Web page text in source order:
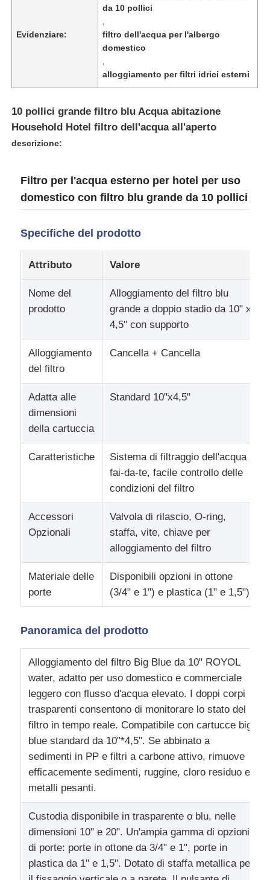
Fatory Tour
Controllo di qualità
Sistemi RO
Amorbiditura dell'acqua
custodia di filtro dell'acqua
cartuccia di filtro dall'acqua
sterilizzatore uv dell'acqua
Raccordi per filtro acqua
Membrana industriale del RO
Alloggio della membrana del RO
Contenitore a pressione di FRP
Serbatoio salamoia addolcitore
Resina a scambio ionico
Valvola di controllo del filtro
Elettrovalvola
manometro
Contatore di flusso
Evidenziare:
da 10 pollici
filtro dell'acqua per l'albergo
domestico
alloggiamento per filtri idrici esterni
10 pollici grande filtro blu Acqua abitazione
Household Hotel filtro dell'acqua all'aperto
descrizione:
Filtro per l'acqua esterno per hotel per uso
domestico con filtro blu grande da 10 pollici
Specifiche del prodotto
Attributo Valore
Nome del
prodotto
Alloggiamento del filtro blu
grande a doppio stadio da 10" x
4,5" con supporto
Alloggiamento
del filtro
Cancella + Cancella
Adatta alle
dimensioni
della cartuccia
Standard 10"x4,5"
Caratteristiche
Sistema di filtraggio dell'acqua
fai-da-te, facile controllo delle
condizioni del filtro
Accessori
Opzionali
Valvola di rilascio, O-ring,
staffa, vite, chiave per
alloggiamento del filtro
Materiale delle
porte
Disponibili opzioni in ottone
(3/4" e 1") e plastica (1" e 1,5").
Panoramica del prodotto
Alloggiamento del filtro Big Blue da 10" ROYOL
water, adatto per uso domestico e commerciale
leggero con flusso d'acqua elevato. I doppi corpi
trasparenti consentono di monitorare lo stato del
filtro in tempo reale. Compatibile con cartucce big
blue standard da 10"*4,5". Se abbinato a
sedimenti in PP e filtri a carbone attivo, rimuove
efficacemente sedimenti, ruggine, cloro residuo e
metalli pesanti.
Custodia disponibile in trasparente o blu, nelle
dimensioni 10" e 20". Un'ampia gamma di opzioni
di porte: porte in ottone da 3/4" e 1", porte in
plastica da 1" e 1,5". Dotato di staffa metallica per